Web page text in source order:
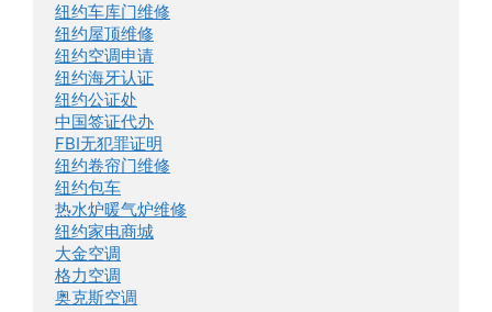
纽约车库门维修
纽约屋顶维修
纽约空调申请
纽约海牙认证
纽约公证处
中国签证代办
FBI无犯罪证明
纽约卷帘门维修
纽约包车
热水炉暖气炉维修
纽约家电商城
大金空调
格力空调
奥克斯空调